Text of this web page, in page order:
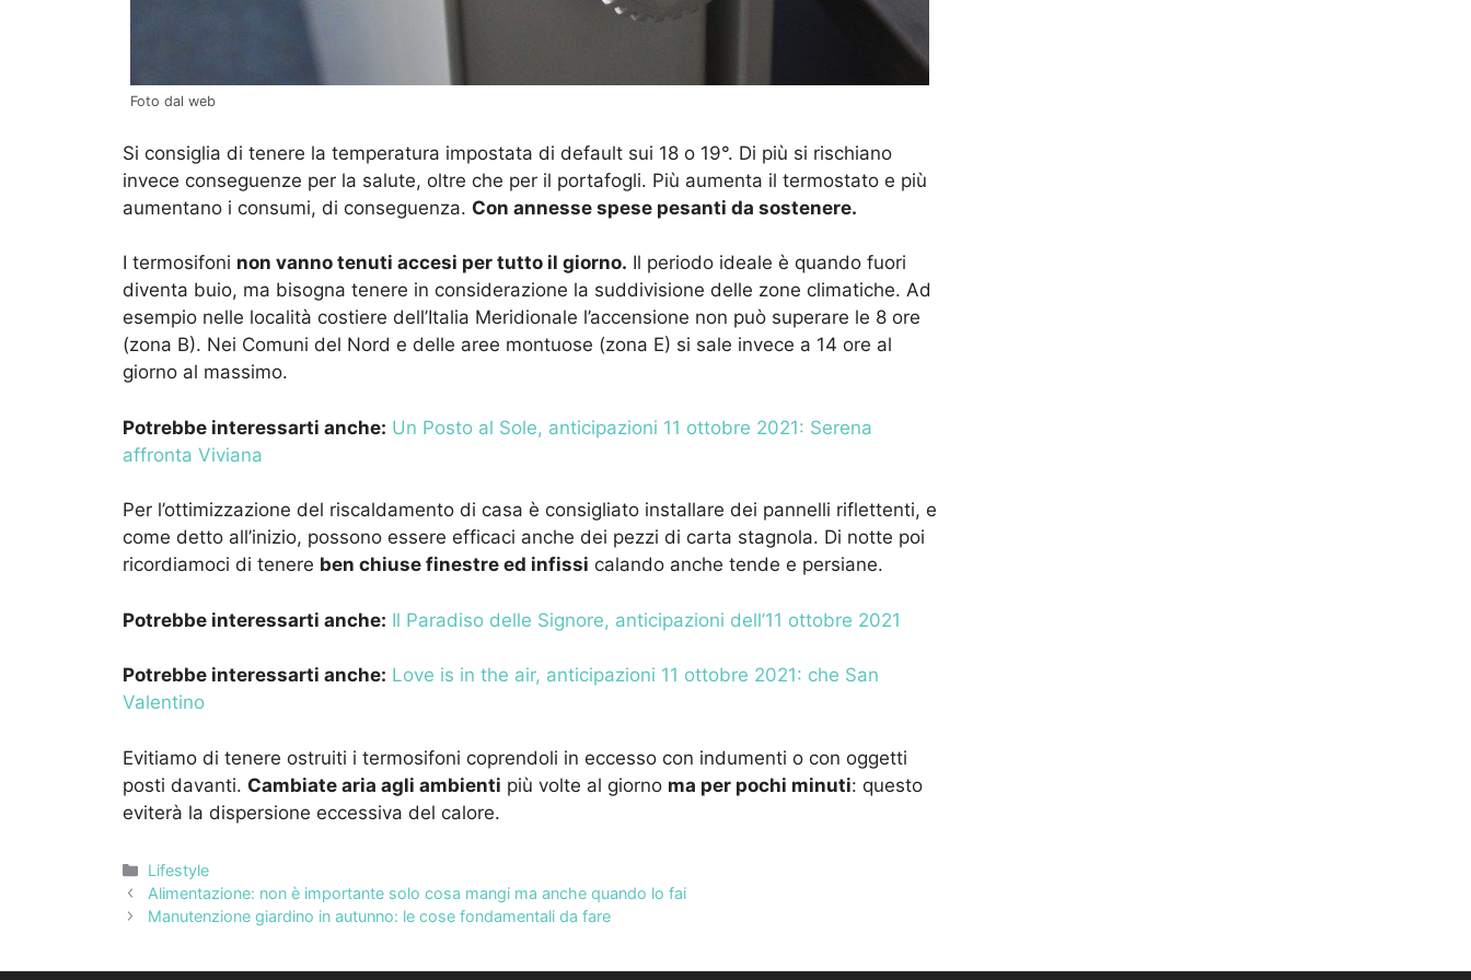
Foto dal web
Si consiglia di tenere la temperatura impostata di default sui 18 o 19°. Di più si rischiano
invece conseguenze per la salute, oltre che per il portafogli. Più aumenta il termostato e più
aumentano i consumi, di conseguenza. Con annesse spese pesanti da sostenere.
I termosifoni non vanno tenuti accesi per tutto il giorno. Il periodo ideale è quando fuori
diventa buio, ma bisogna tenere in considerazione la suddivisione delle zone climatiche. Ad
esempio nelle località costiere dell’Italia Meridionale l’accensione non può superare le 8 ore
(zona B). Nei Comuni del Nord e delle aree montuose (zona E) si sale invece a 14 ore al
giorno al massimo.
Potrebbe interessarti anche: Un Posto al Sole, anticipazioni 11 ottobre 2021: Serena
affronta Viviana
Per l’ottimizzazione del riscaldamento di casa è consigliato installare dei pannelli riflettenti, e
come detto all’inizio, possono essere efficaci anche dei pezzi di carta stagnola. Di notte poi
ricordiamoci di tenere ben chiuse finestre ed infissi calando anche tende e persiane.
Potrebbe interessarti anche: Il Paradiso delle Signore, anticipazioni dell’11 ottobre 2021
Potrebbe interessarti anche: Love is in the air, anticipazioni 11 ottobre 2021: che San
Valentino
Evitiamo di tenere ostruiti i termosifoni coprendoli in eccesso con indumenti o con oggetti
posti davanti. Cambiate aria agli ambienti più volte al giorno ma per pochi minuti: questo
eviterà la dispersione eccessiva del calore.
Categorie
Lifestyle
Alimentazione: non è importante solo cosa mangi ma anche quando lo fai
Manutenzione giardino in autunno: le cose fondamentali da fare